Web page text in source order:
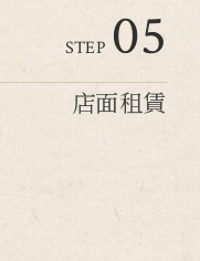
STEP 05
店面租賃